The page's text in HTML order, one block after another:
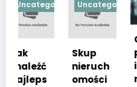
Uncategorized
Skup
nieruch
omości
Czy
pośredn
ik
nieruch